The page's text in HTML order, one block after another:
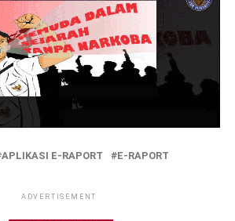
APLIKASI E-RAPORT
E-RAPORT
ADVERTISEMENT